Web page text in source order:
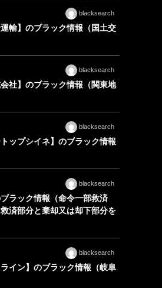
blacksearch
運輸】のブラック情報（国土交
blacksearch
会社】のブラック情報（関東地
blacksearch
トップシイネ】のブラック情報
blacksearch
ブラック情報（命令一部救済
救済部分と棄却又は却下部分を
blacksearch
ライン】のブラック情報（岐阜